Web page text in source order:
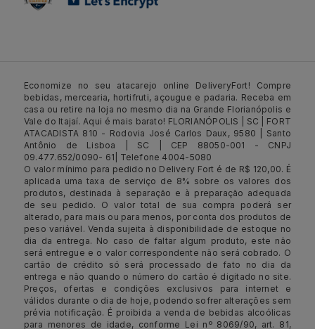
Economize no seu atacarejo online DeliveryFort! Compre
bebidas, mercearia, hortifruti, açougue e padaria. Receba em
casa ou retire na loja no mesmo dia na Grande Florianópolis e
Vale do Itajaí. Aqui é mais barato! FLORIANÓPOLIS | SC | FORT
ATACADISTA 810 - Rodovia José Carlos Daux, 9580 | Santo
Antônio de Lisboa | SC | CEP 88050-001 - CNPJ
09.477.652/0090- 61| Telefone 4004-5080
O valor mínimo para pedido no Delivery Fort é de R$ 120,00. É
aplicada uma taxa de serviço de 8% sobre os valores dos
produtos, destinada à separação e à preparação adequada
de seu pedido. O valor total de sua compra poderá ser
alterado, para mais ou para menos, por conta dos produtos de
peso variável. Venda sujeita à disponibilidade de estoque no
dia da entrega. No caso de faltar algum produto, este não
será entregue e o valor correspondente não será cobrado. O
cartão de crédito só será processado de fato no dia da
entrega e não quando o número do cartão é digitado no site.
Preços, ofertas e condições exclusivos para internet e
válidos durante o dia de hoje, podendo sofrer alterações sem
prévia notificação. É proibida a venda de bebidas alcoólicas
para menores de idade, conforme Lei nº 8069/90, art. 81,